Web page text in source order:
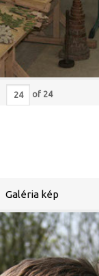
of 24
Galéria kép